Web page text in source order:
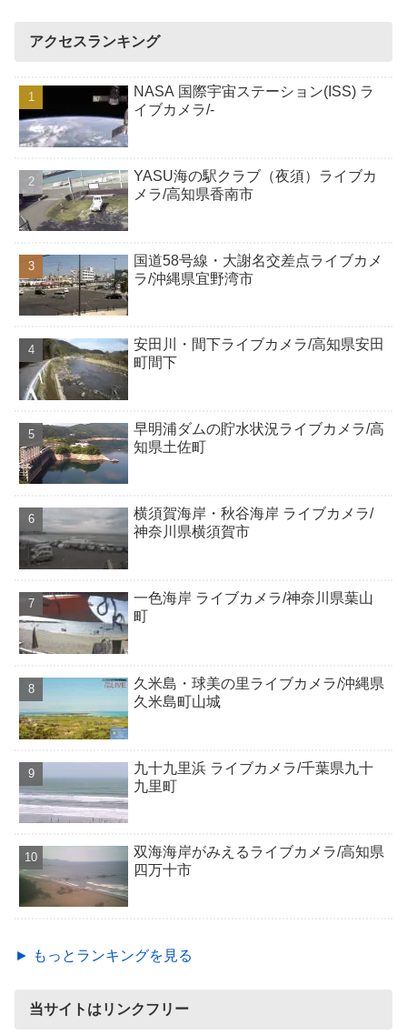
アクセスランキング
NASA 国際宇宙ステーション(ISS) ラ
イブカメラ/-
YASU海の駅クラブ（夜須）ライブカ
メラ/高知県香南市
国道58号線・大謝名交差点ライブカメ
ラ/沖縄県宜野湾市
安田川・間下ライブカメラ/高知県安田
町間下
早明浦ダムの貯水状況ライブカメラ/高
知県土佐町
横須賀海岸・秋谷海岸 ライブカメラ/
神奈川県横須賀市
一色海岸 ライブカメラ/神奈川県葉山
町
久米島・球美の里ライブカメラ/沖縄県
久米島町山城
九十九里浜 ライブカメラ/千葉県九十
九里町
双海海岸がみえるライブカメラ/高知県
四万十市
► もっとランキングを見る
当サイトはリンクフリー